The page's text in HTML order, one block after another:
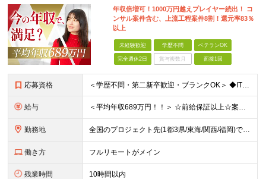
年収倍増可！1000万円越えプレイヤー続出！ コ
ンサル案件含む、上流工程案件8割！還元率83％
以上
未経験歓迎 学歴不問 ベテランOK
完全週休2日 賞与複数月 面接1回
応募資格 ＜学歴不問・第二新卒歓迎・ブランクOK＞ ◆IT業界での実務経験（2年以上） ※アプリ・インフラ等の領域は不問 【歓迎条件】 ◎コンサルティングファームでの実務経験 ◎SIにおける上流工程
給与 ＜平均年収689万円！！＞ ☆前給保証以上☆案件待機期間も給与保証あり☆ 月給40万円～150万円（固定残業代含む） ※経験や能力を考慮し決定します ※試用期間6ヶ月あり。条件や待遇に差異はありません
勤務地 全国のプロジェクト先(1都3県/東海/関西/福岡)での勤務となります。 ★全国から参画可能な案件あり！ ★リモートワーク・リモート併用・常駐案件すべてあり！ ★転居を伴う転勤はナシ ┗1人1人の働き
働き方 フルリモートがメイン
残業時間 10時間以内